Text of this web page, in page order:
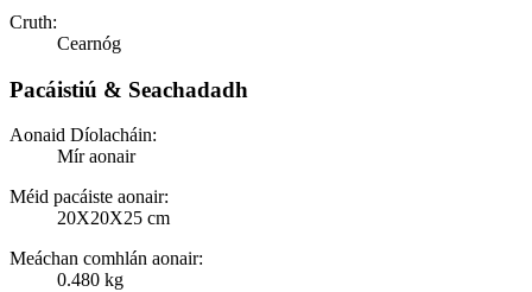
Cruth:
Cearnóg
Pacáistiú & Seachadadh
Aonaid Díolacháin:
Mír aonair
Méid pacáiste aonair:
20X20X25 cm
Meáchan comhlán aonair:
0.480 kg